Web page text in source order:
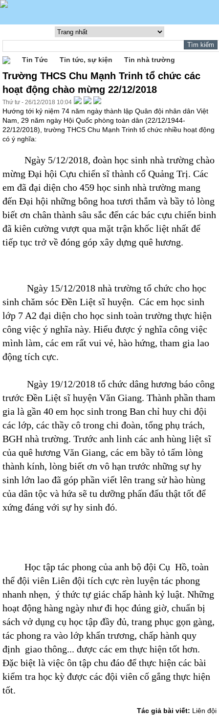
Tin Tức Tin tức, sự kiện Tin nhà trường
Trường THCS Chu Mạnh Trinh tổ chức các
hoạt động chào mừng 22/12/2018
Thứ tư - 26/12/2018 10:04
Hướng tới kỷ niệm 74 năm ngày thành lập Quân đội nhân dân Việt
Nam, 29 năm ngày Hội Quốc phòng toàn dân (22/12/1944-
22/12/2018), trường THCS Chu Mạnh Trinh tổ chức nhiều hoạt động
có ý nghĩa:
Ngày 5/12/2018, đoàn học sinh nhà trường chào
mừng Đại hội Cựu chiến sĩ thành cổ Quảng Trị. Các
em đã đại diện cho 459 học sinh nhà trường mang
đến Đại hội những bông hoa tươi thắm và bầy tỏ lòng
biết ơn chân thành sâu sắc đến các bác cựu chiến binh
đã kiên cường vượt qua mặt trận khốc liệt nhất để
tiếp tục trở về đóng góp xây dựng quê hương.
Ngày 15/12/2018 nhà trường tổ chức cho học
sinh chăm sóc Đền Liệt sĩ huyện. Các em học sinh
lớp 7 A2 đại diện cho học sinh toàn trường thực hiện
công việc ý nghĩa này. Hiểu được ý nghĩa công việc
mình làm, các em rất vui vẻ, hào hứng, tham gia lao
động tích cực.
Ngày 19/12/2018 tổ chức dâng hương báo công
trước Đền Liệt sĩ huyện Văn Giang. Thành phần tham
gia là gần 40 em học sinh trong Ban chỉ huy chi đội
các lớp, các thầy cô trong chi đoàn, tổng phụ trách,
BGH nhà trường. Trước anh linh các anh hùng liệt sĩ
của quê hương Văn Giang, các em bầy tỏ tấm lòng
thành kính, lòng biết ơn vô hạn trước những sự hy
sinh lớn lao đã góp phần viết lên trang sử hào hùng
của dân tộc và hứa sẽ tu dưỡng phấn đấu thật tốt để
xứng đáng với sự hy sinh đó.
Học tập tác phong của anh bộ đội Cụ Hồ, toàn
thể đội viên Liên đội tích cực rèn luyện tác phong
nhanh nhẹn, ý thức tự giác chấp hành kỷ luật. Những
hoạt động hàng ngày như đi học đúng giờ, chuẩn bị
sách vở dụng cụ học tập đầy đủ, trang phục gọn gàng,
tác phong ra vào lớp khẩn trương, chấp hành quy
định giao thông... được các em thực hiện tốt hơn.
Đặc biệt là việc ôn tập chu đáo để thực hiện các bài
kiểm tra học kỳ được các đội viên cố gắng thực hiện
tốt.
Tác giả bài viết: Liên đội